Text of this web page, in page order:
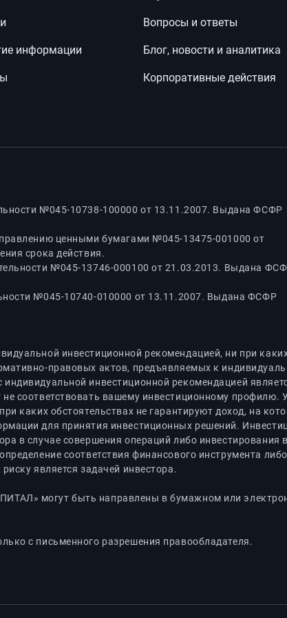
информации
Вопросы и ответы
Блог, новости и аналитика
Корпоративные действия
№045-10738-100000 от 13.11.2007. Выдана ФСФР
ценными бумагами №045-13475-001000 от
срока действия.
№045-13746-000100 от 21.03.2013. Выдана
№045-10740-010000 от 13.11.2007. Выдана ФСФР
инвестиционной рекомендацией, ни при
правовых актов, предъявляемых к
инвестиционной рекомендацией
соответствовать вашему инвестиционному
каких обстоятельствах не гарантируют доход, на
для принятия инвестиционных решений.
в случае совершения операций либо
соответствия финансового инструмента
является задачей инвестора.
могут быть направлены в бумажном или
с письменного разрешения правообладателя.